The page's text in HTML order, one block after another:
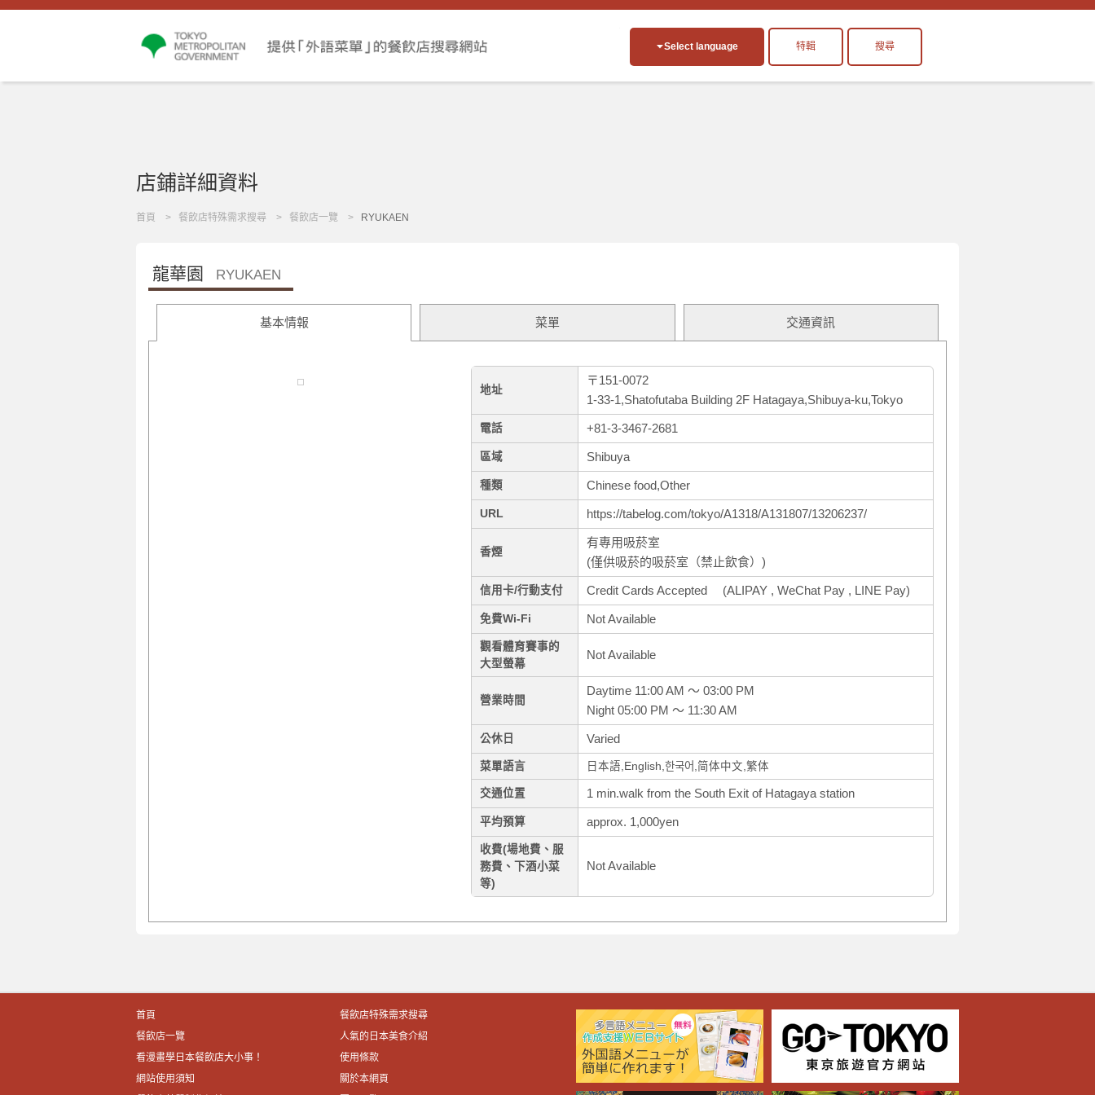
Select language 特輯 搜尋
店鋪詳細資料
首頁 餐飲店特殊需求搜尋 餐飲店一覽 RYUKAEN
龍華園 RYUKAEN
基本情報 菜單 交通資訊
地址
〒151-0072
1-33-1,Shatofutaba Building 2F Hatagaya,Shibuya-ku,Tokyo
電話 +81-3-3467-2681
區域 Shibuya
種類 Chinese food,Other
URL https://tabelog.com/tokyo/A1318/A131807/13206237/
香煙
有專用吸菸室
(僅供吸菸的吸菸室（禁止飲食）)
信用卡/行動支付 Credit Cards Accepted (ALIPAY , WeChat Pay , LINE Pay)
免費Wi-Fi Not Available
觀看體育賽事的
大型螢幕
Not Available
營業時間
Daytime 11:00 AM ～ 03:00 PM
Night 05:00 PM ～ 11:30 AM
公休日 Varied
菜單語言 日本語,English,한국어,简体中文,繁体
交通位置 1 min.walk from the South Exit of Hatagaya station
平均預算 approx. 1,000yen
收費(場地費、服
務費、下酒小菜
等)
Not Available
首頁
餐飲店特殊需求搜尋
餐飲店一覽
人氣的日本美食介紹
看漫畫學日本餐飲店大小事！
使用條款
網站使用須知
關於本網頁